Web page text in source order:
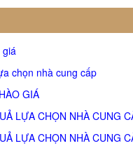
chọn nhà cung cấp
GIÁ
LỰA CHỌN NHÀ CUNG
LỰA CHỌN NHÀ CUNG